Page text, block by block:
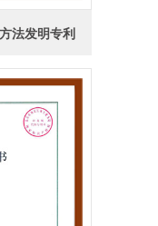
法发明专利